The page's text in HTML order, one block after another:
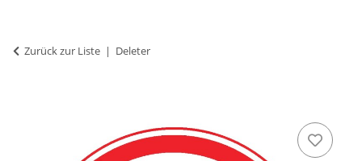
Zurück zur Liste Deleter